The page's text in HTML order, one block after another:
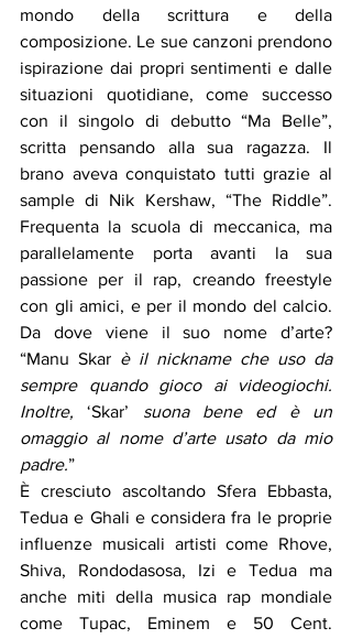
mondo della scrittura e della
composizione. Le sue canzoni prendono
ispirazione dai propri sentimenti e dalle
situazioni quotidiane, come successo
con il singolo di debutto “Ma Belle”,
scritta pensando alla sua ragazza. Il
brano aveva conquistato tutti grazie al
sample di Nik Kershaw, “The Riddle”.
Frequenta la scuola di meccanica, ma
parallelamente porta avanti la sua
passione per il rap, creando freestyle
con gli amici, e per il mondo del calcio.
Da dove viene il suo nome d’arte?
“Manu Skar è il nickname che uso da
sempre quando gioco ai videogiochi.
Inoltre, ‘Skar’ suona bene ed è un
omaggio al nome d’arte usato da mio
padre.”
È cresciuto ascoltando Sfera Ebbasta,
Tedua e Ghali e considera fra le proprie
influenze musicali artisti come Rhove,
Shiva, Rondodasosa, Izi e Tedua ma
anche miti della musica rap mondiale
come Tupac, Eminem e 50 Cent.